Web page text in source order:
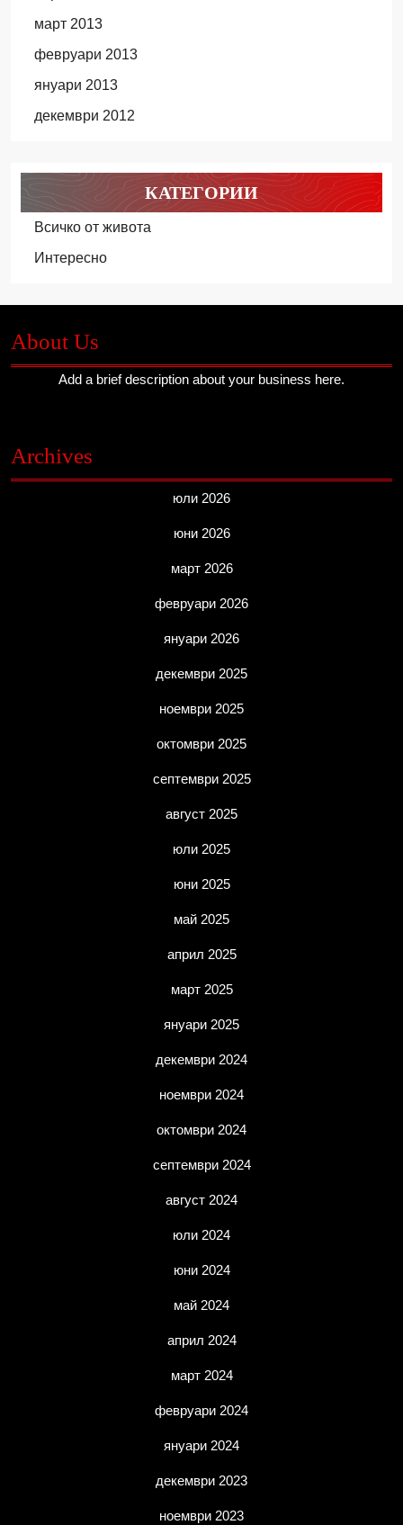
март 2013
февруари 2013
януари 2013
декември 2012
КАТЕГОРИИ
Всичко от живота
Интересно
About Us
Add a brief description about your business here.
Archives
юли 2026
юни 2026
март 2026
февруари 2026
януари 2026
декември 2025
ноември 2025
октомври 2025
септември 2025
август 2025
юли 2025
юни 2025
май 2025
април 2025
март 2025
януари 2025
декември 2024
ноември 2024
октомври 2024
септември 2024
август 2024
юли 2024
юни 2024
май 2024
април 2024
март 2024
февруари 2024
януари 2024
декември 2023
ноември 2023